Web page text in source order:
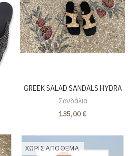
GREEK SALAD SANDALS HYDRA
Σανδάλια
135,00 €
ΧΩΡΊΣ ΑΠΌΘΕΜΑ